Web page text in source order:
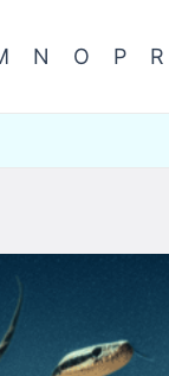
N O P R